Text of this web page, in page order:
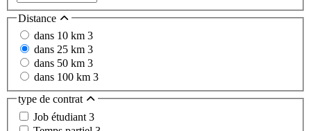
Distance
dans 10 km 3
dans 25 km 3
dans 50 km 3
dans 100 km 3
type de contrat
Job étudiant 3